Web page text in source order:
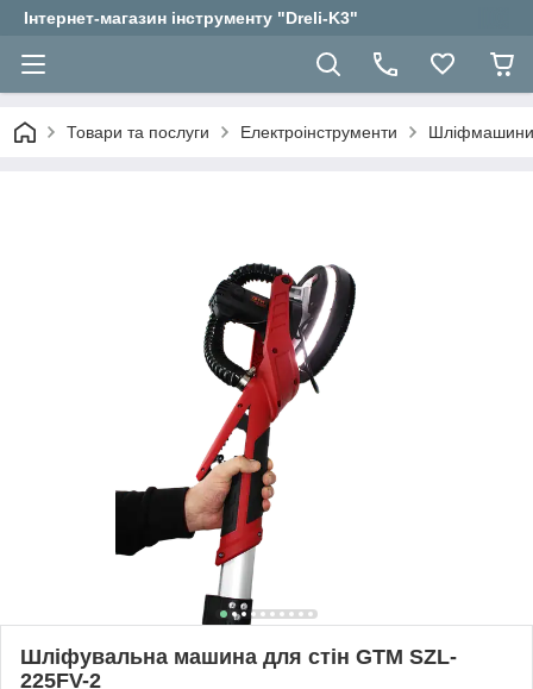
Інтернет-магазин інструменту "Dreli-K3"
Товари та послуги Електроінструменти Шліфмашини
Шліфувальна машина для стін GTM SZL-
225FV-2